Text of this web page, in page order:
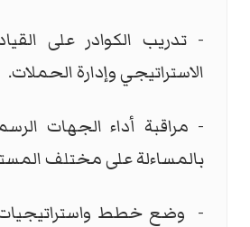
- تدريب الكوادر على
الاستراتيجي وإدارة الحملات.
- مراقبة أداء الجهات
بالمساءلة على مختلف
- وضع خطط